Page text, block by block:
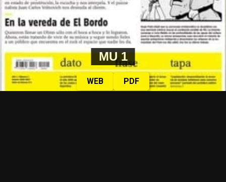
MU 1
WEB PDF